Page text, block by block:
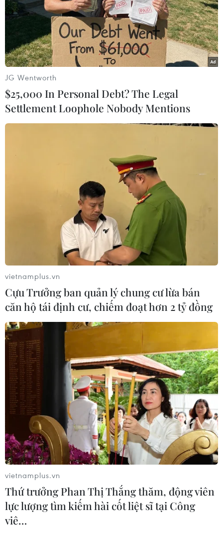
Giải pháp nào để giảm container phế liệu
Đối với hàng hóa gây ô nhiễm, chủ phương tiện vận tải,
người điều khiển phương tiện vận tải hoặc người được
chủ phương tiện ủy quyền có trách nhiệm vận chuyển
hàng hóa đó ra khỏi lãnh thổ Việt Nam.
Bộ Tài nguyên thanh tra toàn diện việc
cấp phép nhập khẩu phế liệu
09/08/2018 01:55
Thủ tướng Chính phủ vừa yêu cầu Bộ Tài nguyên và Môi
trường thanh tra toàn diện công tác cấp phép nhập
khẩu phế liệu trong thời gian qua, đồng thời xử lý
nghiêm các cán bộ có liên quan.
JG Wentworth
$25,000 In Personal Debt? The Legal
Settlement Loophole Nobody Mentions
vietnamplus.vn
Cựu Trưởng ban quản lý chung cư lừa bán
căn hộ tái định cư, chiếm đoạt hơn 2 tỷ đồng
vietnamplus.vn
Thứ trưởng Phan Thị Thắng thăm, động viên
lực lượng tìm kiếm hài cốt liệt sĩ tại Công
viê…